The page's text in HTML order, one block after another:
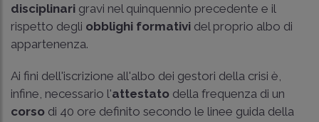
disciplinari gravi nel quinquennio precedente e il
rispetto degli obblighi formativi del proprio albo di
appartenenza.
Ai fini dell'iscrizione all'albo dei gestori della crisi è,
infine, necessario l'attestato della frequenza di un
corso di 40 ore definito secondo le linee guida della